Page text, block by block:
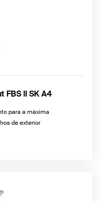
FBS II SK A4
para a máxima
de exterior